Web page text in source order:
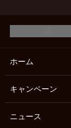
ホーム
キャンペーン
ニュース